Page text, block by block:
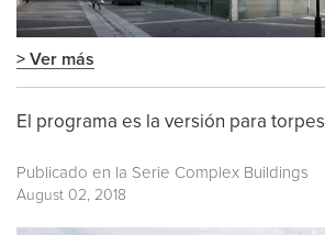
> Ver más
El programa es la versión para torpes
Publicado en la Serie Complex Buildings
August 02, 2018